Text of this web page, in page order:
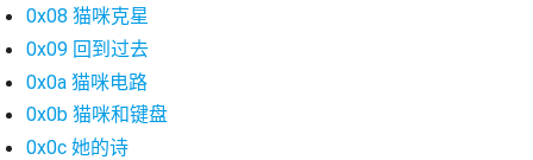
0x08 猫咪克星
0x09 回到过去
0x0a 猫咪电路
0x0b 猫咪和键盘
0x0c 她的诗